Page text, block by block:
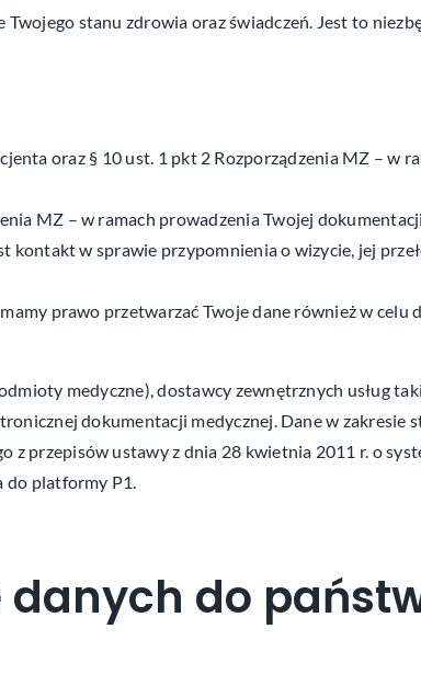
stanu zdrowia oraz świadczeń. Jest to
oraz § 10 ust. 1 pkt 2 Rozporządzenia MZ – w
MZ – w ramach prowadzenia Twojej
w sprawie przypomnienia o wizycie, jej
prawo przetwarzać Twoje dane również w celu
medyczne), dostawcy zewnętrznych usług
dokumentacji medycznej. Dane w zakresie
z przepisów ustawy z dnia 28 kwietnia 2011 r. o
do platformy P1.
danych do